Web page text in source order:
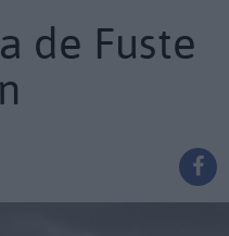
de Fuste